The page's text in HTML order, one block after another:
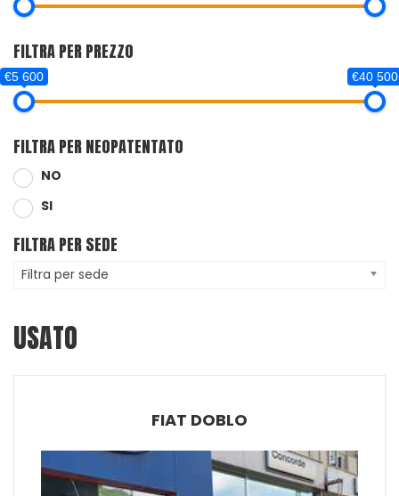
FILTRA PER PREZZO
€5 600 €40 500
FILTRA PER NEOPATENTATO
NO
SI
FILTRA PER SEDE
Filtra per sede
USATO
FIAT DOBLO